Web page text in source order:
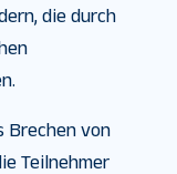
die durch
Brechen von
Teilnehmer